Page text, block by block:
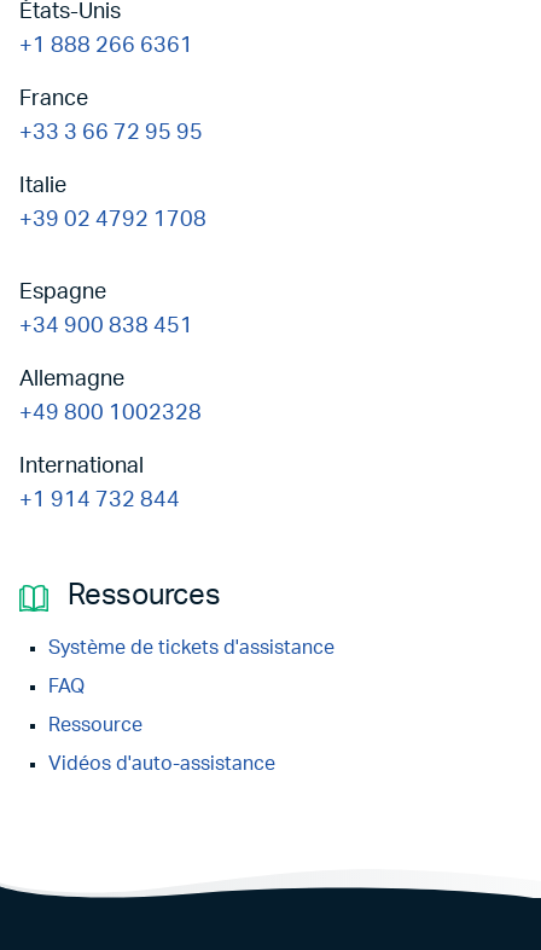
États-Unis
+1 888 266 6361
France
+33 3 66 72 95 95
Italie
+39 02 4792 1708
Espagne
+34 900 838 451
Allemagne
+49 800 1002328
International
+1 914 732 844
Ressources
Système de tickets d'assistance
FAQ
Ressource
Vidéos d'auto-assistance